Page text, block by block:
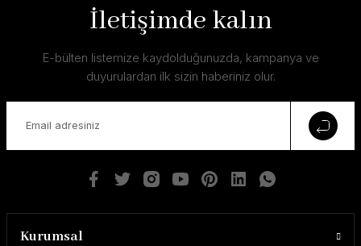
İletişimde kalın
E-bülten listemize kaydolduğunuzda, kampanya ve
duyurulardan ilk sizin haberiniz olur.
Kurumsal